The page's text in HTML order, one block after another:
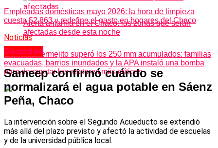
Empleadas domésticas mayo 2026: la hora de limpieza
cuesta $2.863 y redefine el gasto en hogares del Chaco
Noticias
Villa Río Bermejito superó los 250 mm acumulados: familias
evacuadas, barrios inundados y la APA instaló una bomba
para desagotar los sectores más críticos
Alerta amarilla en el Chaco: las zonas que serán
afectadas desde esta noche
Sociedad
Sameep confirmó cuándo se
normalizará el agua potable en Sáenz
Peña, Chaco
La intervención sobre el Segundo Acueducto se extendió
más allá del plazo previsto y afectó la actividad de escuelas
y de la universidad pública local.